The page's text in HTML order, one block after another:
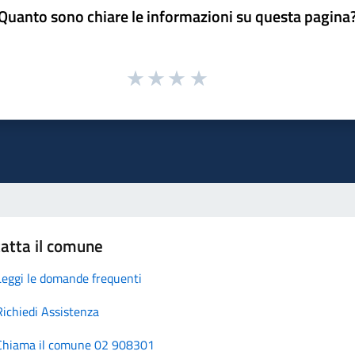
sono chiare le informazioni su questa
il comune
le domande frequenti
Assistenza
il comune 02 908301